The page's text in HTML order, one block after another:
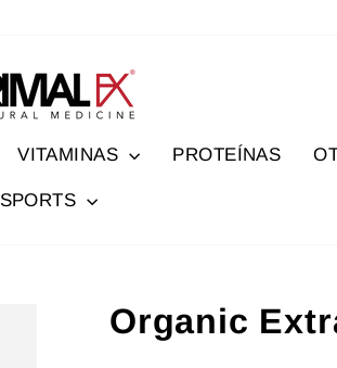
VITAMINAS PROTEÍNAS
SPORTS
Organic